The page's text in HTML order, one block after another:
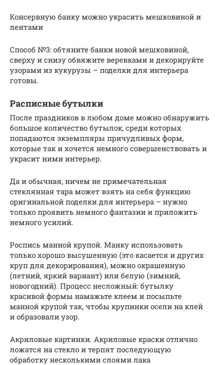
Консервную банку можно украсить мешковиной и
лентами
Способ №3: обтяните банки новой мешковиной,
сверху и снизу обвяжите веревками и декорируйте
узорами из кукурузы – поделки для интерьера
готовы.
Расписные бутылки
После праздников в любом доме можно обнаружить
большое количество бутылок, среди которых
попадаются экземпляры причудливых форм,
которые так и хочется немного совершенствовать и
украсит ними интерьер.
Да и обычная, ничем не примечательная
стеклянная тара может взять на себя функцию
оригинальной поделки для интерьера – нужно
только проявить немного фантазии и приложить
немного усилий.
Роспись манной крупой. Манку использовать
только хорошо высушенную (это касается и других
круп для декорирования), можно окрашенную
(летний, яркий вариант) или белую (зимний,
новогодний). Процесс несложный: бутылку
красивой формы намажьте клеем и посыпьте
манной крупой так, чтобы крупинки осели на клей
и образовали узор.
Акриловые картинки. Акриловые краски отлично
ложатся на стекло и терпят последующую
обработку несколькими слоями лака